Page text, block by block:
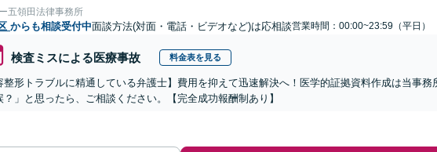
五領田法律事務所
からも相談受付中面談方法(対面・電話・ビデオなど)は応相談営業時間：00:00~23:59（平日）
検査ミスによる医療事故 料金表を見る
整形トラブルに精通している弁護士】費用を抑えて迅速解決へ！医学的証拠資料作成は当事
？」と思ったら、ご相談ください。【完全成功報酬制あり】